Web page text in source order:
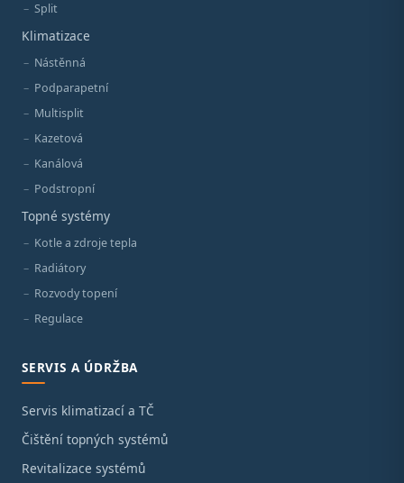
Split
Klimatizace
Nástěnná
Podparapetní
Multisplit
Kazetová
Kanálová
Podstropní
Topné systémy
Kotle a zdroje tepla
Radiátory
Rozvody topení
Regulace
SERVIS A ÚDRŽBA
Servis klimatizací a TČ
Čištění topných systémů
Revitalizace systémů